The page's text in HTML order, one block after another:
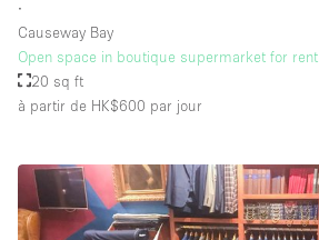
∙
Causeway Bay
Open space in boutique supermarket for rent
20 sq ft
à partir de HK$600 par jour